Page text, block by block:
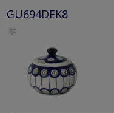
GU694DEK8